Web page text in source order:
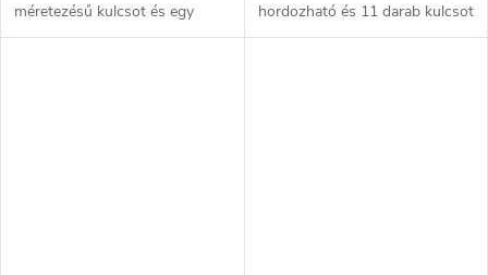
méretezésű kulcsot és egy
kulcskarikát a szervezéshez.
hordozható és 11 darab kulcsot
tartalmaz.